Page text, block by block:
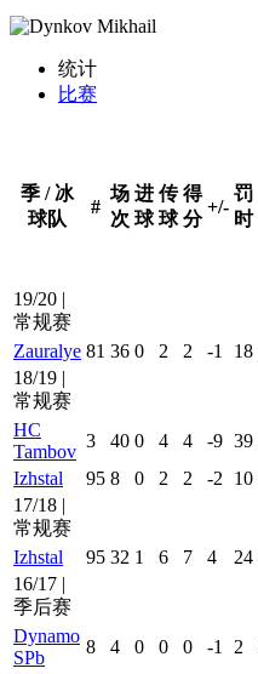
统计
比赛
季 / 冰
球队
#
场
次
进
球
传
球
得
分
+/-
罚
时
19/20 |
常规赛
Zauralye 81 36 0 2 2 -1 18
18/19 |
常规赛
HC
Tambov
3 40 0 4 4 -9 39
Izhstal
95 8 0 2 2 -2 10
17/18 |
常规赛
Izhstal
95 32 1 6 7 4 24
16/17 |
季后赛
Dynamo
SPb
8 4 0 0 0 -1 2